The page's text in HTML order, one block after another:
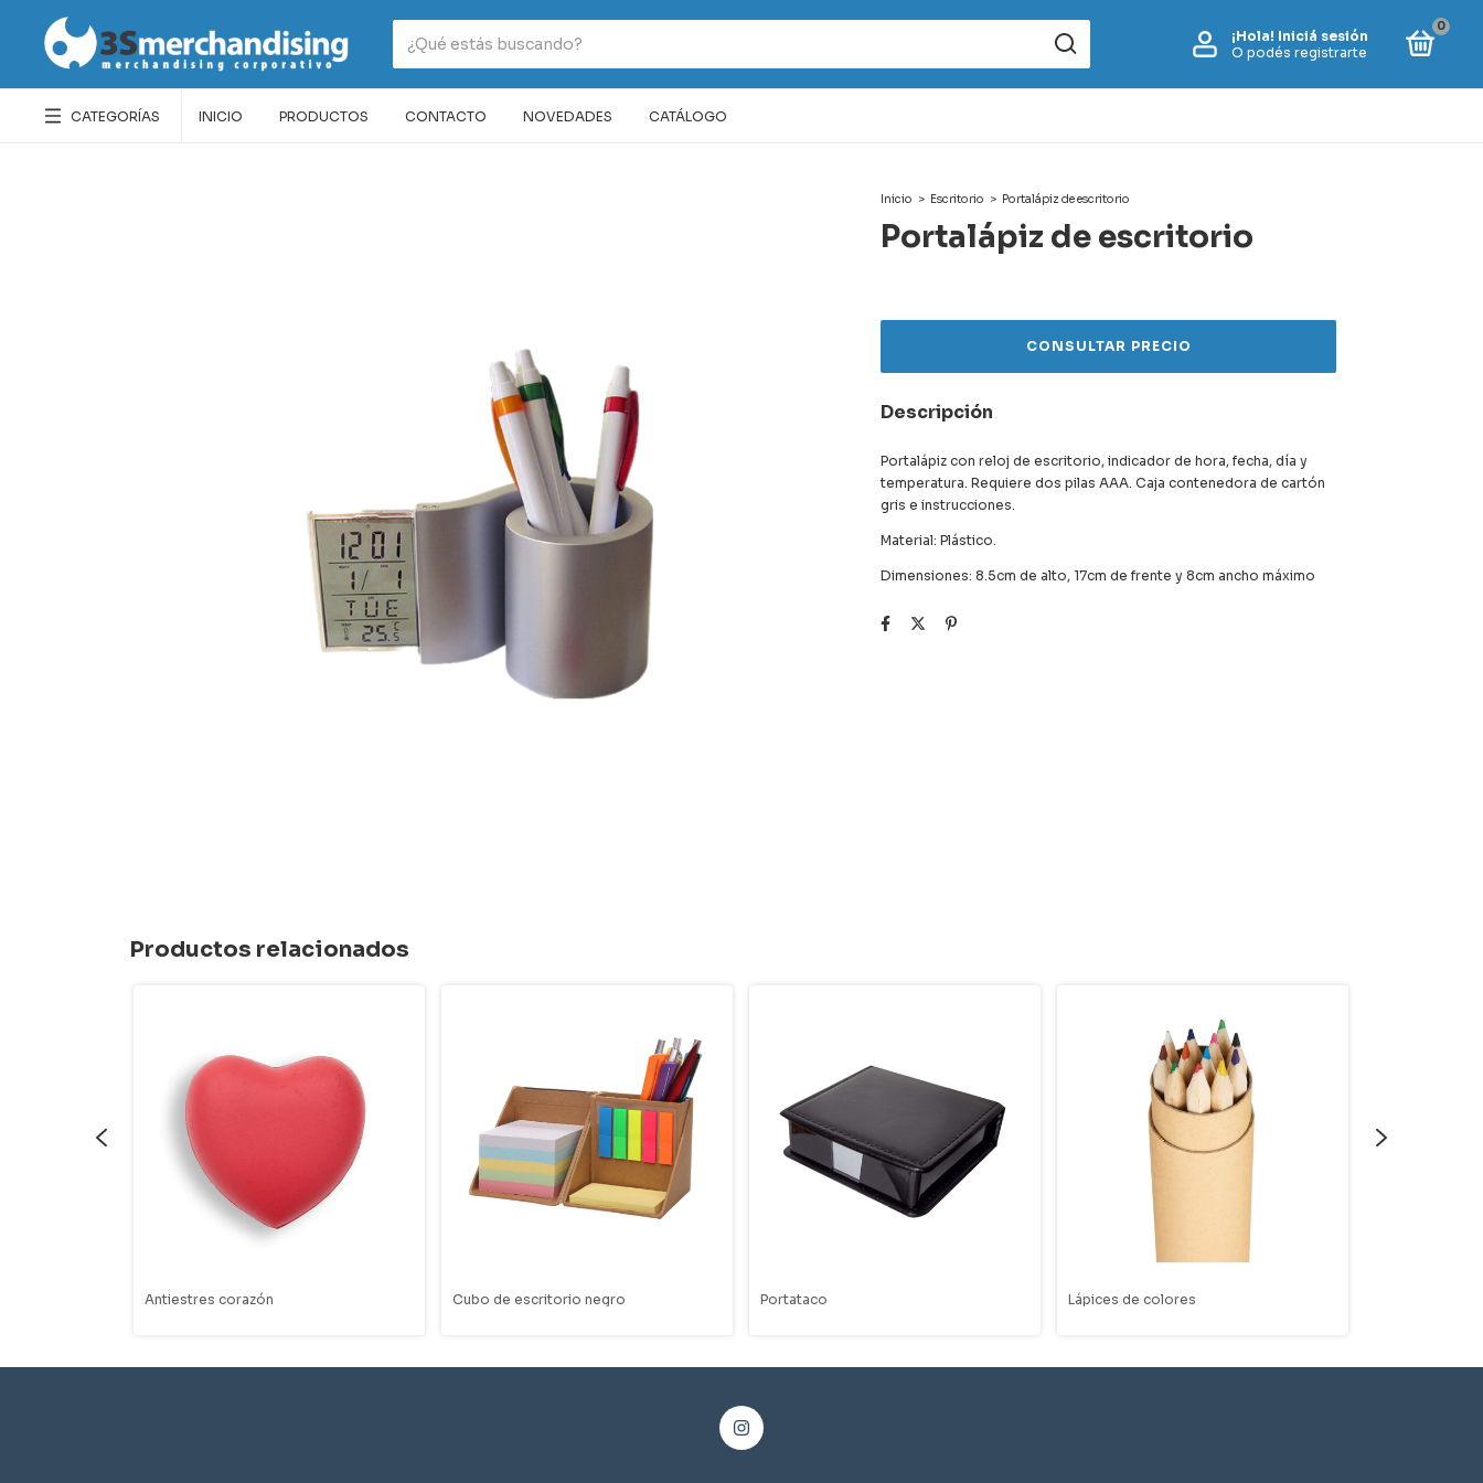
¡Hola! Iniciá sesión
O podés registrarte
0
CATEGORÍAS INICIO PRODUCTOS CONTACTO NOVEDADES CATÁLOGO
Inicio > Escritorio > Portalápiz de escritorio
Portalápiz de escritorio
Descripción
Portalápiz con reloj de escritorio, indicador de hora, fecha, día y
temperatura. Requiere dos pilas AAA. Caja contenedora de cartón
gris e instrucciones.
Material: Plástico.
Dimensiones: 8.5cm de alto, 17cm de frente y 8cm ancho máximo
Productos relacionados
Antiestres corazón Cubo de escritorio negro Portataco Lápices de colores